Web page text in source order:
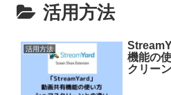
活用方法
活用方法
機能の
クリー